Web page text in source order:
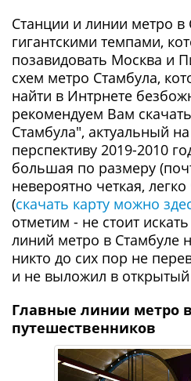
Станции и линии метро в
гигантскими темпами,
позавидовать Москва и
схем метро Стамбула,
найти в Интрнете
рекомендуем Вам
Стамбула", актуальный
перспективу 2019-2010
большая по размеру
невероятно четкая,
(скачать карту можно
отметим - не стоит
линий метро в Стамбуле
никто до сих пор не
и не выложил в открытый
Главные линии метро
путешественников